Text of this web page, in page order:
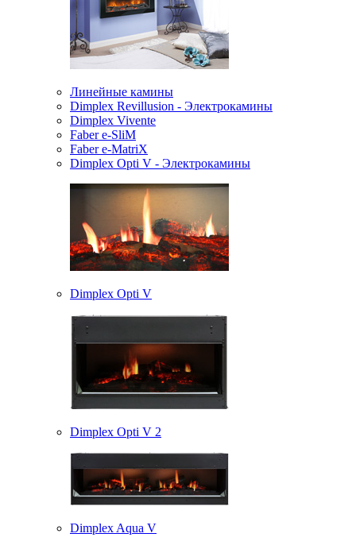
Линейные камины
Dimplex Revillusion - Электрокамины
Dimplex Vivente
Faber e-SliM
Faber e-MatriX
Dimplex Opti V - Электрокамины
Dimplex Opti V
Dimplex Opti V 2
Dimplex Aqua V